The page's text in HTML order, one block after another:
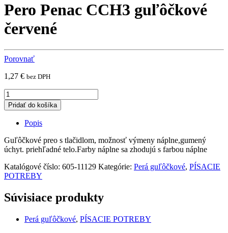
Pero Penac CCH3 guľôčkové
červené
Porovnať
1,27 € bez DPH
Pero
Penac
CCH3
guľôčkové
červené
quantity
Pridať do košíka
Popis
Guľôčkové preo s tlačidlom, možnosť výmeny náplne,gumený
úchyt. priehľadné telo.Farby náplne sa zhodujú s farbou náplne
Katalógové číslo: 605-11129 Kategórie: Perá guľôčkové, PÍSACIE
POTREBY
Súvisiace produkty
Perá guľôčkové, PÍSACIE POTREBY